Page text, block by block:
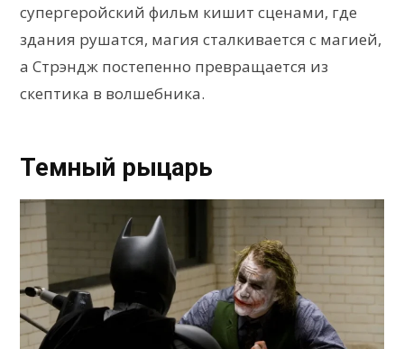
супергеройский фильм кишит сценами, где
здания рушатся, магия сталкивается с магией,
а Стрэндж постепенно превращается из
скептика в волшебника.
Темный рыцарь